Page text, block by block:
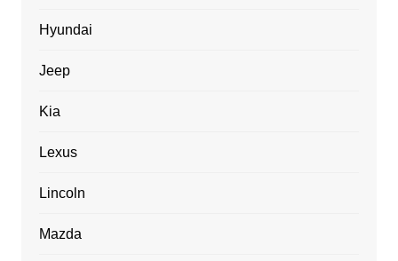
Hyundai
Jeep
Kia
Lexus
Lincoln
Mazda